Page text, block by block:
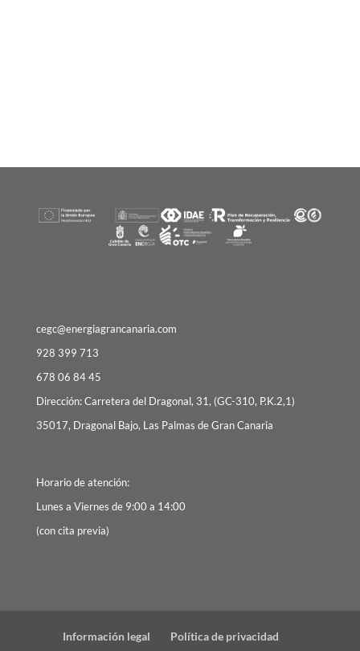
cegc@energiagrancanaria.com
928 399 713
678 06 84 45
Dirección: Carretera del Dragonal, 31, (GC-310, P.K.2,1)
35017, Dragonal Bajo, Las Palmas de Gran Canaria
Horario de atención:
Lunes a Viernes de 9:00 a 14:00
(con cita previa)
Información legal Política de privacidad